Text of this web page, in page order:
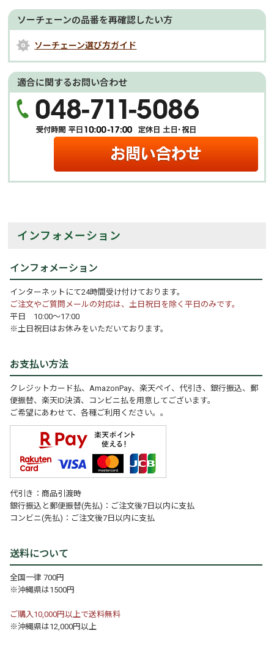
ソーチェーンの品番を再確認したい方
ソーチェーン選び方ガイド
適合に関するお問い合わせ
インフォメーション
インフォメーション
インターネットにて24時間受け付けております。
ご注文やご質問メールの対応は、土日祝日を除く平日のみです。
平日 10:00～17:00
※土日祝日はお休みをいただいております。
お支払い方法
クレジットカード払、AmazonPay、楽天ペイ、代引き、銀行振込、郵
便振替、楽天ID決済、コンビニ払を用意してございます。
ご希望にあわせて、各種ご利用ください。。
代引き：商品引渡時
銀行振込と郵便振替(先払)：ご注文後7日以内に支払
コンビニ(先払)：ご注文後7日以内に支払
送料について
全国一律 700円
※沖縄県は1500円
ご購入10,000円以上で送料無料
※沖縄県は12,000円以上